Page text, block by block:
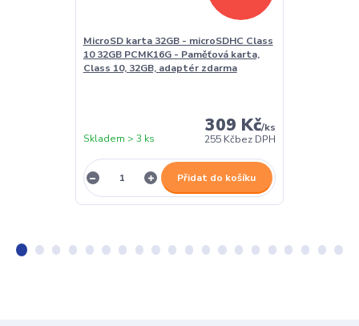
MicroSD karta 32GB - microSDHC Class
10 32GB PCMK16G - Paměťová karta,
Class 10, 32GB, adaptér zdarma
309 Kč/ks
255 Kčbez DPH
Skladem > 3 ks
Přidat do košíku